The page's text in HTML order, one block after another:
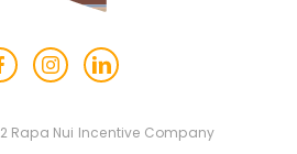
Rapa Nui Incentive Company